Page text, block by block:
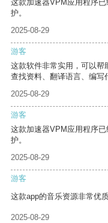
这款加速器VPM应用程序
护。
2025-08-29
游客
这款软件非常实用，可以帮
查找资料、翻译语言、编写
2025-08-29
游客
这款加速器VPM应用程序
护。
2025-08-29
游客
这款app的音乐资源非常优
2025-08-29